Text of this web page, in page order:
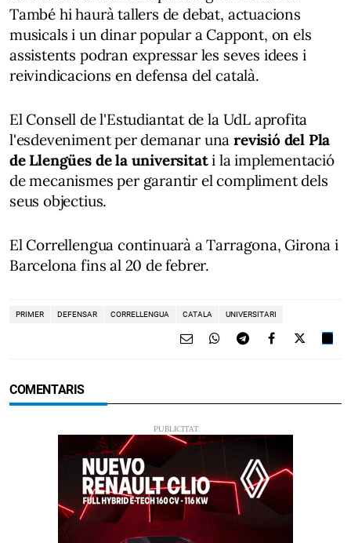
També hi haurà tallers de debat, actuacions
musicals i un dinar popular a Cappont, on els
assistents podran expressar les seves idees i
reivindicacions en defensa del català.
El Consell de l'Estudiantat de la UdL aprofita
l'esdeveniment per demanar unarevisió del Pla
de Llengües de la universitati la implementació
de mecanismes per garantir el compliment dels
seus objectius.
El Correllengua continuarà a Tarragona, Girona i
Barcelona fins al 20 de febrer.
PRIMER DEFENSAR CORRELLENGUA CATALA UNIVERSITARI
COMENTARIS